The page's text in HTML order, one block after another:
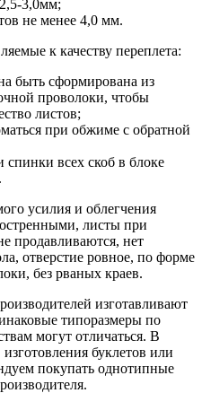
3,0мм;
не менее 4,0 мм.
к качеству переплета:
быть сформирована из
проволоки, чтобы
листов;
при обжиме с обратной
всех скоб в блоке
усилия и облегчения
листы при
продавливаются, нет
отверстие ровное, по форме
без рваных краев.
изготавливают
типоразмеры по
могут отличаться. В
буклетов или
покупать однотипные